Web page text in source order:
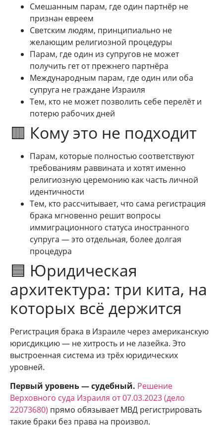
Смешанным парам, где один партнёр не
признан евреем
Светским людям, принципиально не
желающим религиозной процедуры
Парам, где один из супругов не может
получить гет от прежнего партнёра
Международным парам, где один или оба
супруга не граждане Израиля
Тем, кто не может позволить себе перелёт и
потерю рабочих дней
🟥 Кому это не подходит
Парам, которые полностью соответствуют
требованиям раввината и хотят именно
религиозную церемонию как часть личной
идентичности
Тем, кто рассчитывает, что сама регистрация
брака мгновенно решит вопросы
иммиграционного статуса иностранного
супруга — это отдельная, более долгая
процедура
🟦 Юридическая
архитектура: три кита, на
которых всё держится
Регистрация брака в Израиле через американскую
юрисдикцию — не хитрость и не лазейка. Это
выстроенная система из трёх юридических
уровней.
Первый уровень — судебный. Решение
Верховного суда Израиля от 07.03.2023 (дело
22073680) прямо обязывает МВД регистрировать
такие браки без права на произвол.